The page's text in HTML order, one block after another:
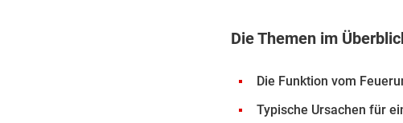
Die Themen im
Die Funktion vom
Typische Ursachen für